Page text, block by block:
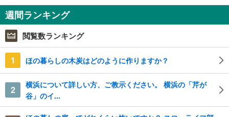
週間ランキング
閲覧数ランキング
1 ほの暮らしの木炭はどのように作りますか？
2
横浜について詳しい方、ご教示ください。 横浜の「芹が
谷」のイ...